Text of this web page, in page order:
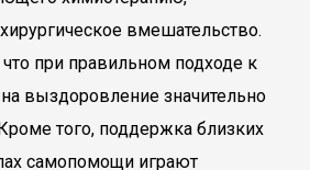
вмешательство.
при правильном подходе к
выздоровление значительно
того, поддержка близких
самопомощи играют